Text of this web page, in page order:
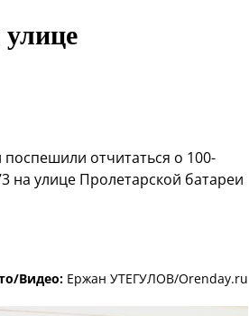
отчитаться о 100-
на улице Пролетарской батареи
Видео: Ержан УТЕГУЛОВ/Orenday.ru